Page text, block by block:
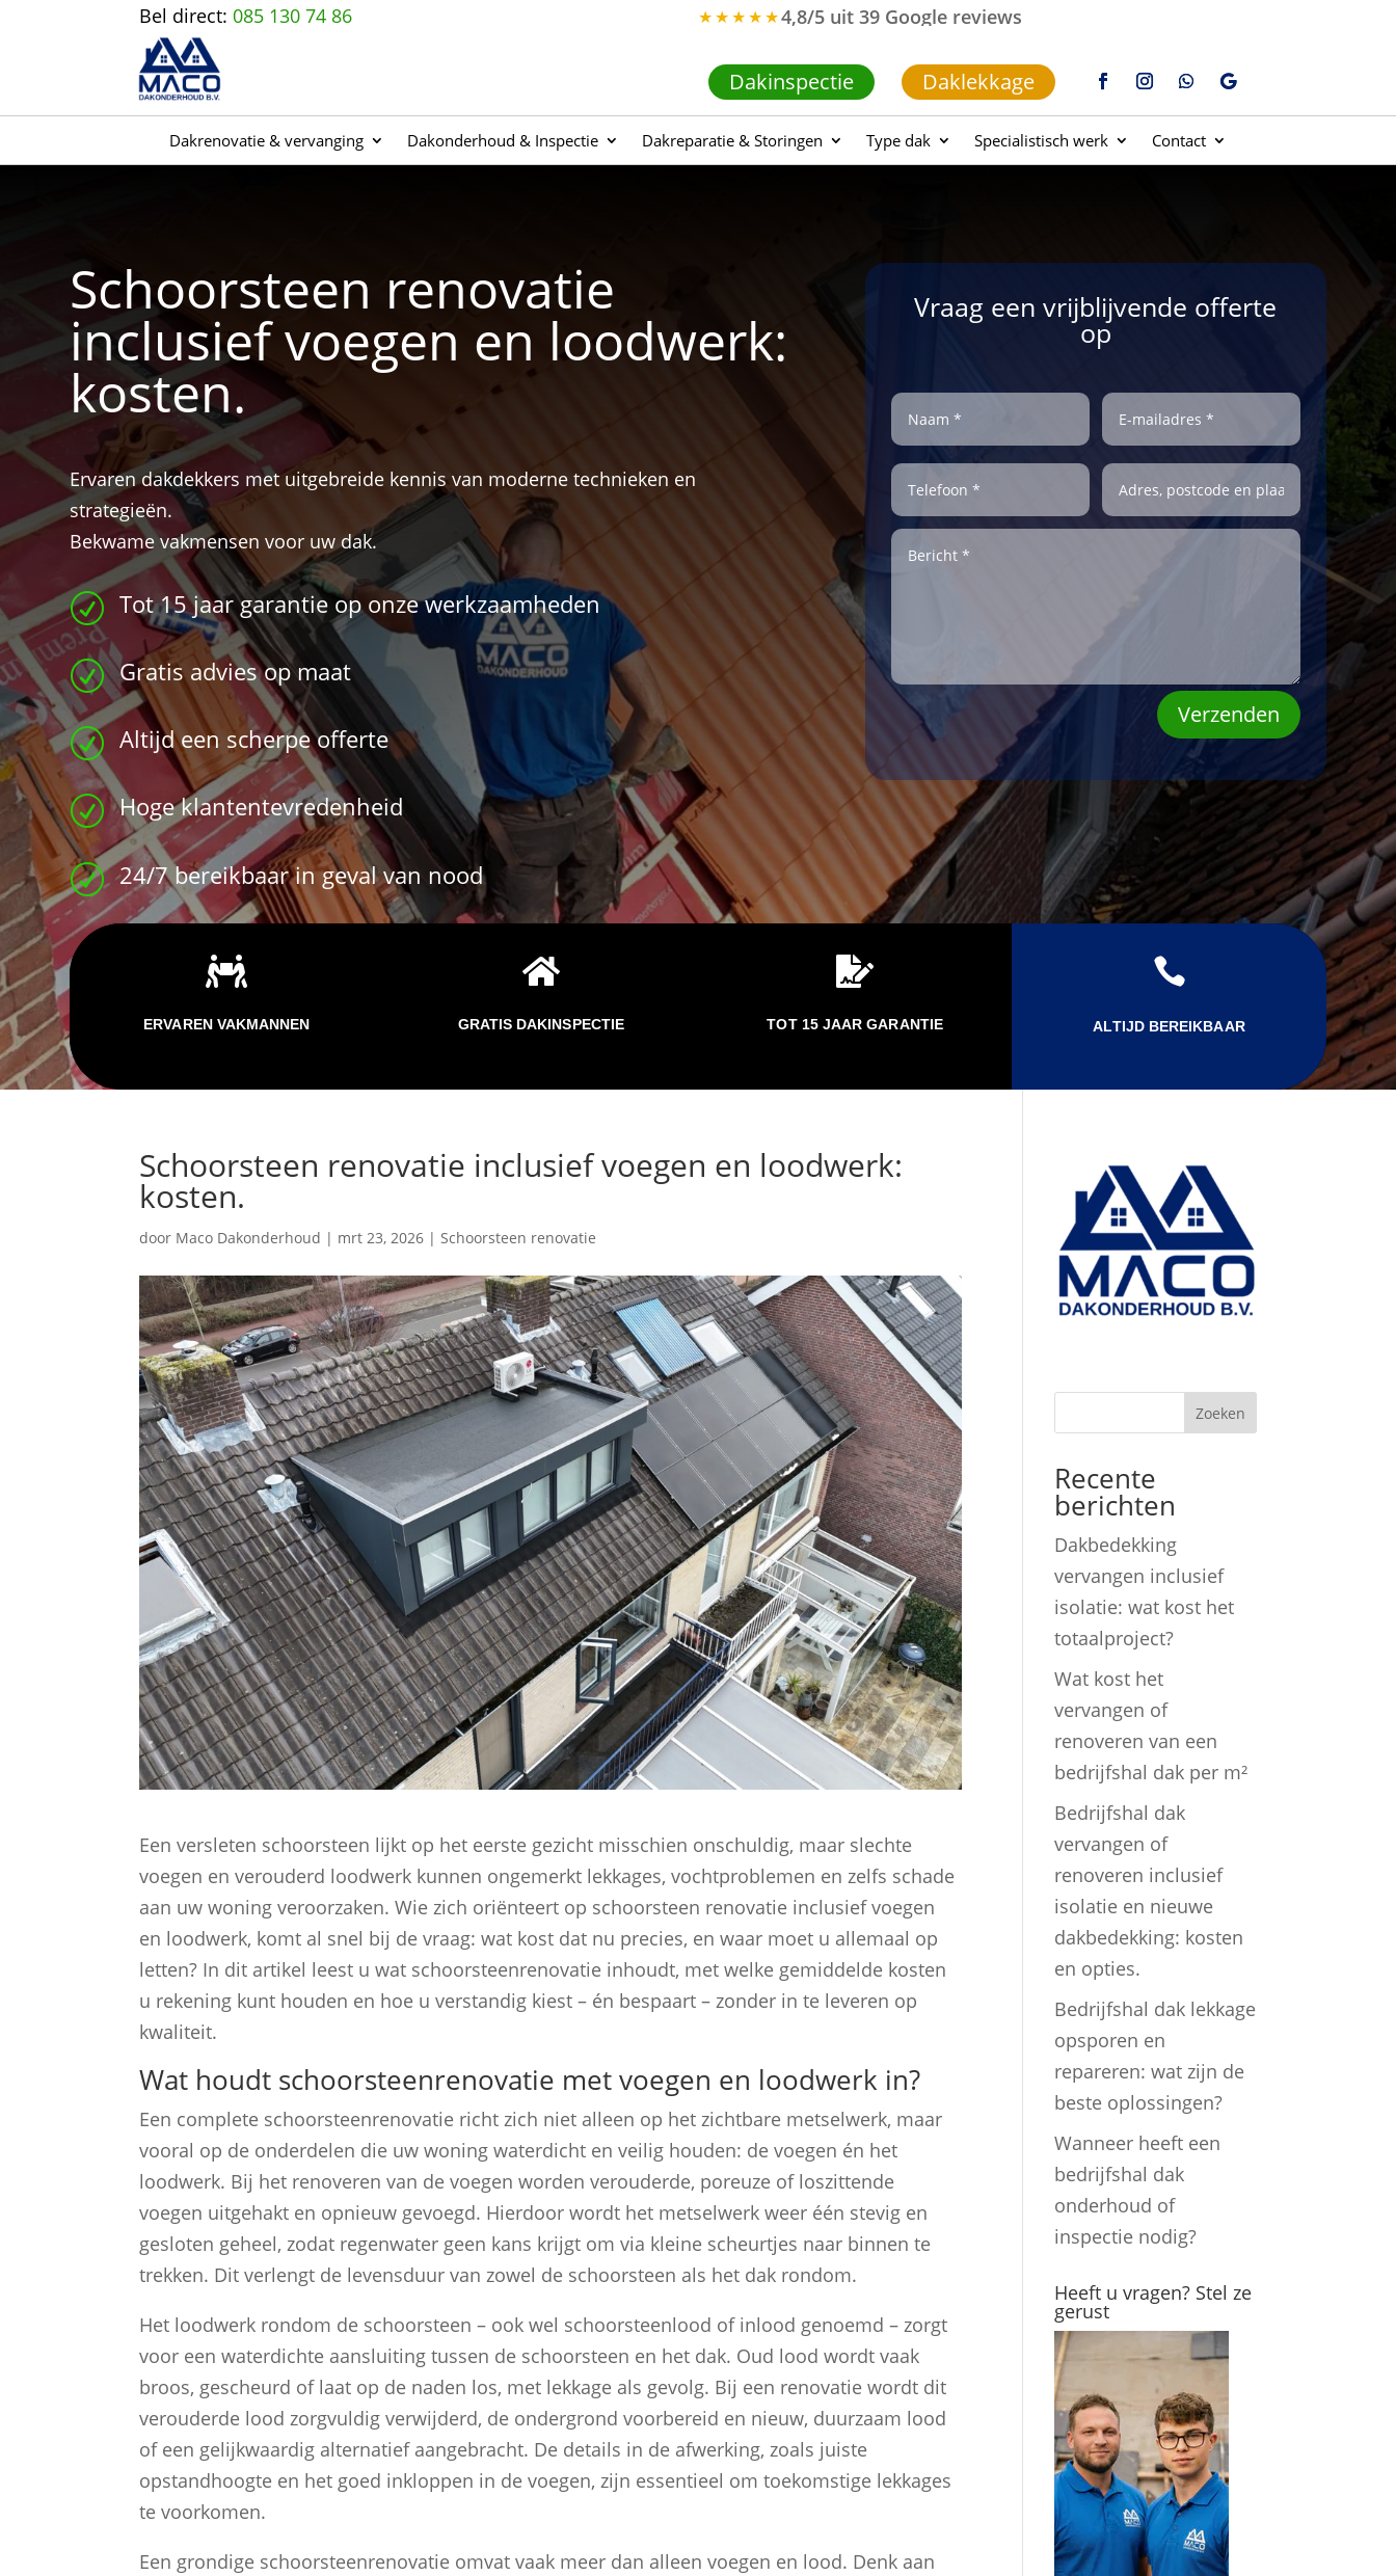
Bel direct:085 130 74 86 ★★★★★4,8/5 uit 39 Google reviews
Dakinspectie Daklekkage
Dakrenovatie & vervanging Dakonderhoud & Inspectie Dakreparatie & Storingen Type dak Specialistisch werk Contact
Schoorsteen renovatie
inclusief voegen en loodwerk:
kosten.
Ervaren dakdekkers met uitgebreide kennis van moderne technieken en
strategieën.
Bekwame vakmensen voor uw dak.
R Tot 15 jaar garantie op onze werkzaamheden
R Gratis advies op maat
R Altijd een scherpe offerte
R Hoge klantentevredenheid
R 24/7 bereikbaar in geval van nood
Vraag een vrijblijvende offerte
op
Verzenden

ERVAREN VAKMANNEN

GRATIS DAKINSPECTIE

TOT 15 JAAR GARANTIE

ALTIJD BEREIKBAAR
Schoorsteen renovatie inclusief voegen en loodwerk:
kosten.
door Maco Dakonderhoud | mrt 23, 2026 |Schoorsteen renovatie
Een versleten schoorsteen lijkt op het eerste gezicht misschien onschuldig, maar slechte
voegen en verouderd loodwerk kunnen ongemerkt lekkages, vochtproblemen en zelfs schade
aan uw woning veroorzaken. Wie zich oriënteert op schoorsteen renovatie inclusief voegen
en loodwerk, komt al snel bij de vraag: wat kost dat nu precies, en waar moet u allemaal op
letten? In dit artikel leest u wat schoorsteenrenovatie inhoudt, met welke gemiddelde kosten
u rekening kunt houden en hoe u verstandig kiest – én bespaart – zonder in te leveren op
kwaliteit.
Wat houdt schoorsteenrenovatie met voegen en loodwerk in?
Een complete schoorsteenrenovatie richt zich niet alleen op het zichtbare metselwerk, maar
vooral op de onderdelen die uw woning waterdicht en veilig houden: de voegen én het
loodwerk. Bij het renoveren van de voegen worden verouderde, poreuze of loszittende
voegen uitgehakt en opnieuw gevoegd. Hierdoor wordt het metselwerk weer één stevig en
gesloten geheel, zodat regenwater geen kans krijgt om via kleine scheurtjes naar binnen te
trekken. Dit verlengt de levensduur van zowel de schoorsteen als het dak rondom.
Het loodwerk rondom de schoorsteen – ook wel schoorsteenlood of inlood genoemd – zorgt
voor een waterdichte aansluiting tussen de schoorsteen en het dak. Oud lood wordt vaak
broos, gescheurd of laat op de naden los, met lekkage als gevolg. Bij een renovatie wordt dit
verouderde lood zorgvuldig verwijderd, de ondergrond voorbereid en nieuw, duurzaam lood
of een gelijkwaardig alternatief aangebracht. De details in de afwerking, zoals juiste
opstandhoogte en het goed inkloppen in de voegen, zijn essentieel om toekomstige lekkages
te voorkomen.
Een grondige schoorsteenrenovatie omvat vaak meer dan alleen voegen en lood. Denk aan
Zoeken
Recente
berichten
Dakbedekking
vervangen inclusief
isolatie: wat kost het
totaalproject?
Wat kost het
vervangen of
renoveren van een
bedrijfshal dak per m²
Bedrijfshal dak
vervangen of
renoveren inclusief
isolatie en nieuwe
dakbedekking: kosten
en opties.
Bedrijfshal dak lekkage
opsporen en
repareren: wat zijn de
beste oplossingen?
Wanneer heeft een
bedrijfshal dak
onderhoud of
inspectie nodig?
Heeft u vragen? Stel ze
gerust